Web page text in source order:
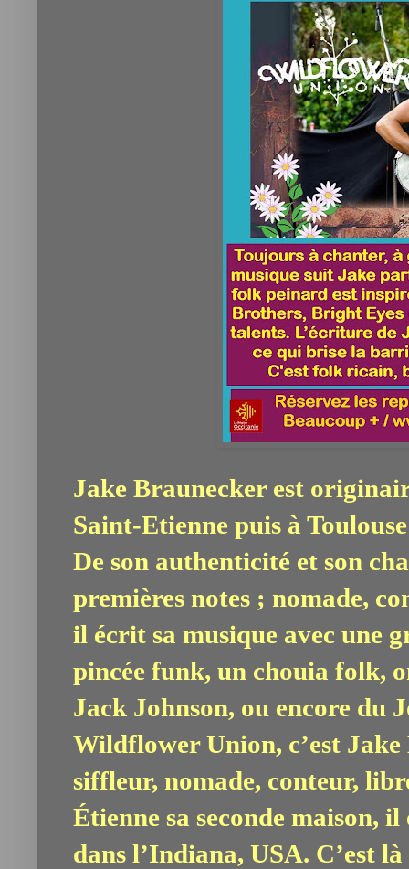
Jake Braunecker est
Saint-Etienne puis à
De son authenticité et son
premières notes ; nomade,
il écrit sa musique avec une
pincée funk, un chouia folk,
Jack Johnson, ou encore du
Wildflower Union, c’est
siffleur, nomade, conteur,
Étienne sa seconde maison,
dans l’Indiana, USA. C’est